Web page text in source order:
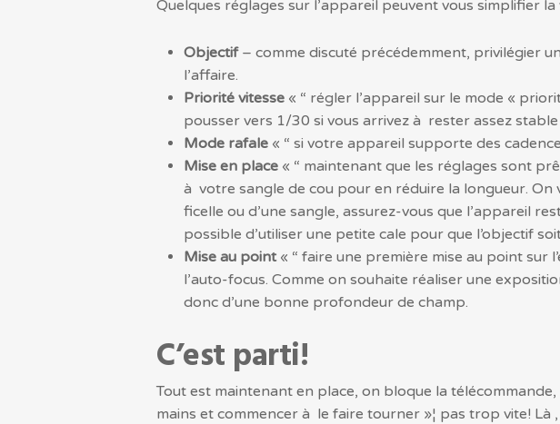
Quelques réglages sur l’appareil peuvent vous simplifier la
Objectif – comme discuté précédemment, privilégier
l’affaire.
Priorité vitesse « “ régler l’appareil sur le mode «
pousser vers 1/30 si vous arrivez à rester assez
Mode rafale « “ si votre appareil supporte des
Mise en place « “ maintenant que les réglages sont
à votre sangle de cou pour en réduire la longueur. On
ficelle ou d’une sangle, assurez-vous que l’appareil
possible d’utiliser une petite cale pour que l’objectif
Mise au point« “ faire une première mise au point sur
l’auto-focus. Comme on souhaite réaliser une
donc d’une bonne profondeur de champ.
C’est parti!
Tout est maintenant en place, on bloque la
mains et commencer à le faire tourner »¦ pas trop vite!